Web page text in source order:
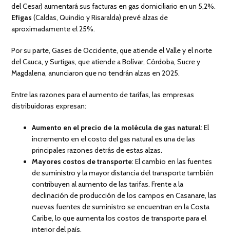
del Cesar) aumentará sus facturas en gas domiciliario en un 5,2%.
Efigas(Caldas, Quindío y Risaralda) prevé alzas de
aproximadamente el 25%.
Por su parte, Gases de Occidente, que atiende el Valle y el norte
del Cauca, y Surtigas, que atiende a Bolívar, Córdoba, Sucre y
Magdalena, anunciaron que no tendrán alzas en 2025.
Entre las razones para el aumento de tarifas, las empresas
distribuidoras expresan:
Aumento en el precio de la molécula de gas natural: El
incremento en el costo del gas natural es una de las
principales razones detrás de estas alzas.
Mayores costos de transporte: El cambio en las fuentes
de suministro y la mayor distancia del transporte también
contribuyen al aumento de las tarifas. Frente a la
declinación de producción de los campos en Casanare, las
nuevas fuentes de suministro se encuentran en la Costa
Caribe, lo que aumenta los costos de transporte para el
interior del país.